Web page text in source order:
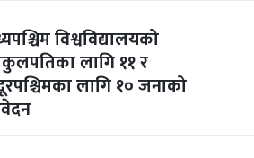
विश्वविद्यालयको
लागि ११ र
लागि १० जनाको